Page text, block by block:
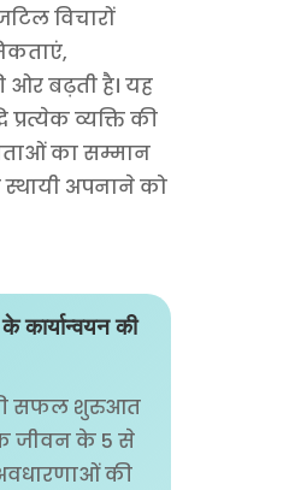
विचारों
ओर बढ़ती है। यह
प्रत्येक व्यक्ति की
का सम्मान
अपनाने को
कार्यान्वयन की
की सफल शुरुआत
जीवन के 5 से
की